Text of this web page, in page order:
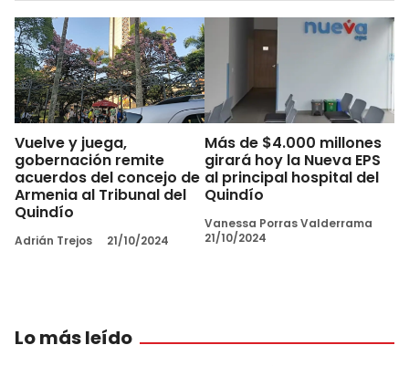
Vuelve y juega,
gobernación remite
acuerdos del concejo de
Armenia al Tribunal del
Quindío
Adrián Trejos 21/10/2024
Más de $4.000 millones
girará hoy la Nueva EPS
al principal hospital del
Quindío
Vanessa Porras Valderrama
21/10/2024
Lo más leído